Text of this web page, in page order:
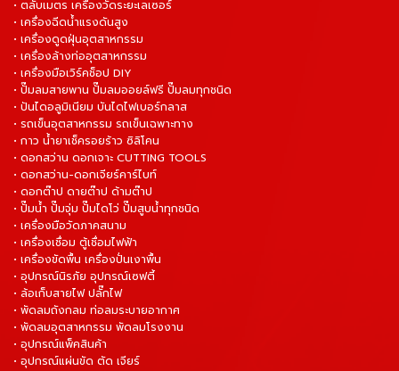
• ตลับเมตร เครื่องวัดระยะเลเซอร์
• เครื่องฉีดน้ำแรงดันสูง
• เครื่องดูดฝุ่นอุตสาหกรรม
• เครื่องล้างท่ออุตสาหกรรม
• เครื่องมือเวิร์คช็อป DIY
• ปั๊มลมสายพาน ปั๊มลมออยล์ฟรี ปั๊มลมทุกชนิด
• ปันไดอลูมิเนียม บันไดไฟเบอร์กลาส
• รถเข็นอุตสาหกรรม รถเข็นเฉพาะทาง
• กาว น้ำยาเช็ครอยร้าว ซิลิโคน
• ดอกสว่าน ดอกเจาะ CUTTING TOOLS
• ดอกสว่าน-ดอกเจียร์คาร์ไบท์
• ดอกต๊าป ดายต๊าป ด้ามต๊าป
• ปั๊มน้ำ ปั๊มจุ่ม ปั๊มไดโว่ ปั๊มสูบน้ำทุกชนิด
• เครื่องมือวัดภาคสนาม
• เครื่องเชื่อม ตู้เชื่อมไฟฟ้า
• เครื่องขัดพื้น เครื่องปั่นเงาพื้น
• อุปกรณ์นิรภัย อุปกรณ์เซฟตี้
• ล้อเก็บสายไฟ ปลั๊กไฟ
• พัดลมถังกลม ท่อลมระบายอากาศ
• พัดลมอุตสาหกรรม พัดลมโรงงาน
• อุปกรณ์แพ็คสินค้า
• อุปกรณ์แผ่นขัด ตัด เจียร์